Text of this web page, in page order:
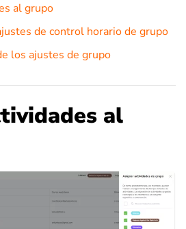
al grupo
de control horario de grupo
los ajustes de grupo
al